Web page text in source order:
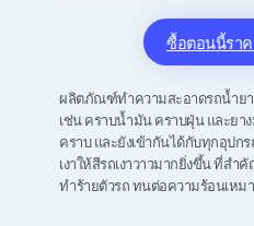
ซื้อตอนนี้รา
ผลิตภัณฑ์ทำความสะอาดรถน้ำยา
เช่น คราบน้ำมัน คราบฝุ่น และยา
คราบ และยังเข้ากันได้กับทุกอุปก
เงาให้สีรถเงาวาวมากยิ่งขึ้น ที่สำ
ทำร้ายตัวรถ ทนต่อความร้อนเหม